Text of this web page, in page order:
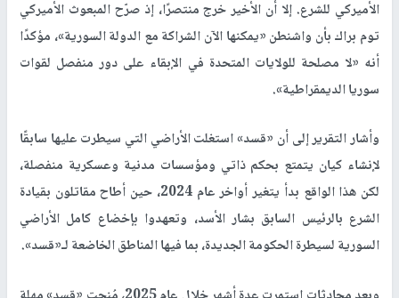
الأميركي للشرع. إلا أن الأخير خرج منتصرًا، إذ صرّح المبعوث الأميركي
توم براك بأن واشنطن «يمكنها الآن الشراكة مع الدولة السورية»، مؤكدًا
أنه «لا مصلحة للولايات المتحدة في الإبقاء على دور منفصل لقوات
سوريا الديمقراطية».
وأشار التقرير إلى أن «قسد» استغلت الأراضي التي سيطرت عليها سابقًا
لإنشاء كيان يتمتع بحكم ذاتي ومؤسسات مدنية وعسكرية منفصلة،
لكن هذا الواقع بدأ يتغير أواخر عام 2024، حين أطاح مقاتلون بقيادة
الشرع بالرئيس السابق بشار الأسد، وتعهدوا بإخضاع كامل الأراضي
السورية لسيطرة الحكومة الجديدة، بما فيها المناطق الخاضعة لـ«قسد».